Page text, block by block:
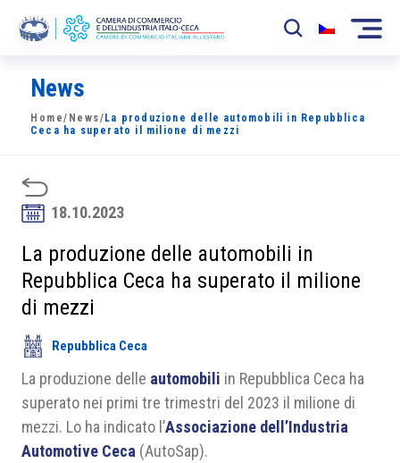
La Camera
News
Sviluppo Mercato
Soci
Partner
Area riservata
News
Home/ News/ La produzione delle automobili in Repubblica
Ceca ha superato il milione di mezzi
18.10.2023
La produzione delle automobili in
Repubblica Ceca ha superato il milione
di mezzi
Repubblica Ceca
La produzione delle automobili in Repubblica Ceca ha
superato nei primi tre trimestri del 2023 il milione di
mezzi. Lo ha indicato l’Associazione dell’Industria
Automotive Ceca (AutoSap).